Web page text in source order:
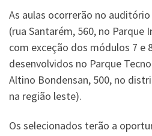
As aulas ocorrerão no
(rua Santarém, 560, no Parque
com exceção dos módulos 7 e
desenvolvidos no Parque
Altino Bondensan, 500, no
na região leste).
Os selecionados terão a